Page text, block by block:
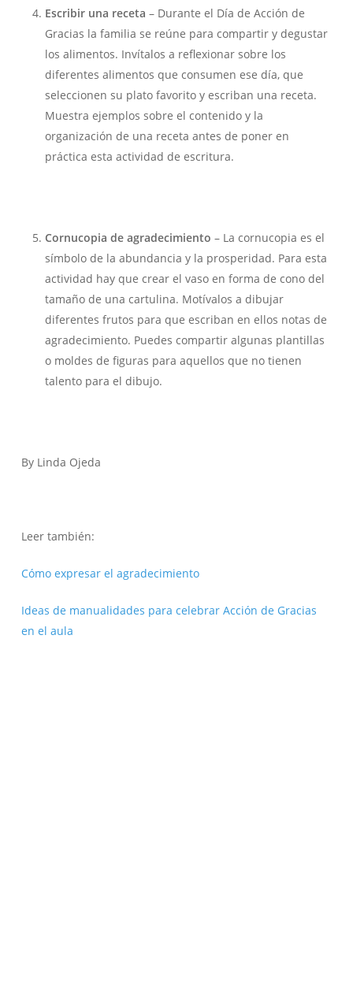
Escribir una receta – Durante el Día de Acción de
Gracias la familia se reúne para compartir y degustar
los alimentos. Invítalos a reflexionar sobre los
diferentes alimentos que consumen ese día, que
seleccionen su plato favorito y escriban una receta.
Muestra ejemplos sobre el contenido y la
organización de una receta antes de poner en
práctica esta actividad de escritura.
Cornucopia de agradecimiento – La cornucopia es el
símbolo de la abundancia y la prosperidad. Para esta
actividad hay que crear el vaso en forma de cono del
tamaño de una cartulina. Motívalos a dibujar
diferentes frutos para que escriban en ellos notas de
agradecimiento. Puedes compartir algunas plantillas
o moldes de figuras para aquellos que no tienen
talento para el dibujo.
By Linda Ojeda
Leer también:
Cómo expresar el agradecimiento
Ideas de manualidades para celebrar Acción de Gracias
en el aula